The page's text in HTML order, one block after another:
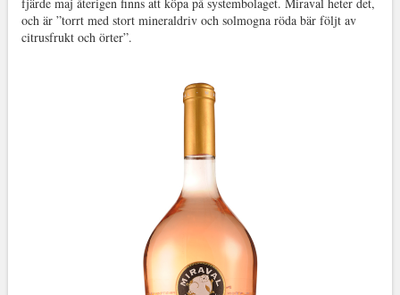
och är ”torrt med stort mineraldriv och solmogna röda bär följt av
citrusfrukt och örter”.